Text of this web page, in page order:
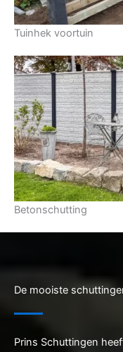
Tuinhek voortuin
Betonschutting
De mooiste
Prins Schuttingen